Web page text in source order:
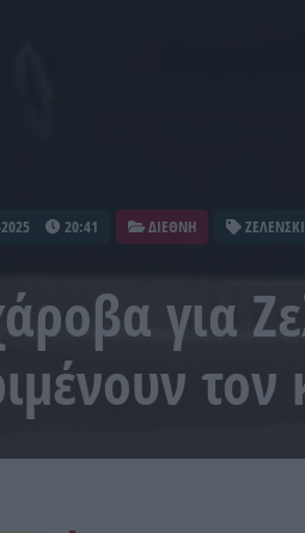
20:41 ΔΙΕΘΝΗ ΖΕΛΕΝΣΚΙ
για
τον